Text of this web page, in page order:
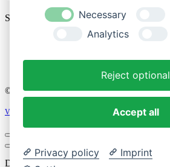
Sicher bezahlen mit
Impressum
Datenschutzerklärung
© 2026 Cozique
Vertrag widerrufen
Dein Einkaufswagen
Necessary
Analytics
Reject optional
Accept all
Privacy policy
Imprint